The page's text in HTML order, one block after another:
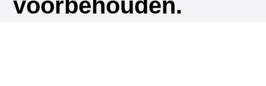
voorbehouden.